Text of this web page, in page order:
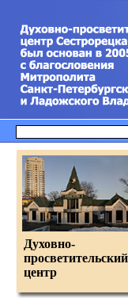
Духовно-
просветительский
центр